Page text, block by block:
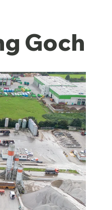
Goch